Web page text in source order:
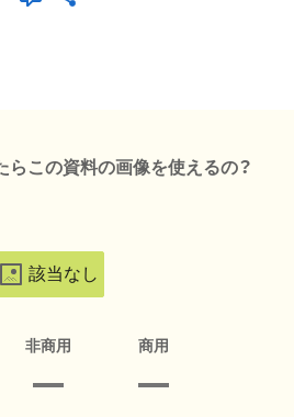
らこの資料の画像を使えるの？
該当なし
非商用 商用